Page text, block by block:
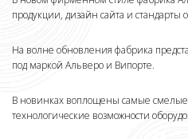
продукции, дизайн сайта и стандарты
На волне обновления фабрика
под маркой Альверо и Випорте.
В новинках воплощены самые
технологические возможности